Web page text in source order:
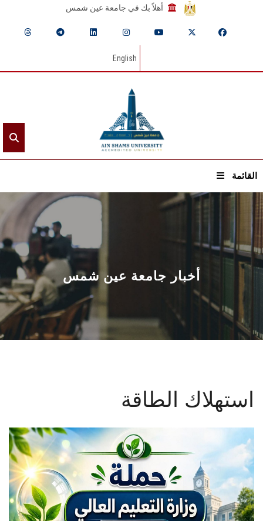
أهلاً بك في جامعة عين شمس
English
القائمة
الرئيسيـة
عن الجامعة
القطاعـات
الشئون الأكاديمية
البحث العلمي
الأنظمة الذكية
الإعلام
تواصل معنا
أخبار جامعة عين شمس
استهلاك الطاقة